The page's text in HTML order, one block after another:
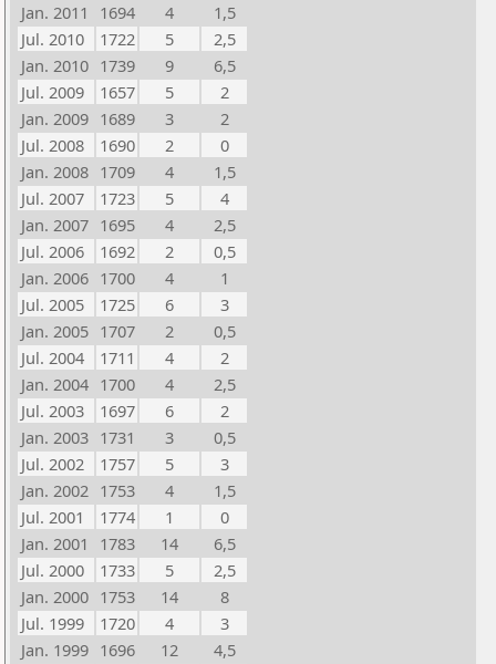
Jan. 2011
1694 4
1,5
Jul. 2010
1722 5
2,5
Jan. 2010 1739 9
6,5
Jul. 2009
1657 5
2
Jan. 2009 1689 3
2
Jul. 2008
1690 2
0
Jan. 2008 1709 4
1,5
Jul. 2007
1723 5
4
Jan. 2007 1695 4
2,5
Jul. 2006
1692 2
0,5
Jan. 2006 1700 4
1
Jul. 2005
1725 6
3
Jan. 2005 1707 2
0,5
Jul. 2004
1711 4
2
Jan. 2004 1700 4
2,5
Jul. 2003
1697 6
2
Jan. 2003 1731 3
0,5
Jul. 2002
1757 5
3
Jan. 2002 1753 4
1,5
Jul. 2001
1774 1
0
Jan. 2001
1783 14
6,5
Jul. 2000
1733 5
2,5
Jan. 2000 1753 14
8
Jul. 1999
1720 4
3
Jan. 1999 1696 12
4,5